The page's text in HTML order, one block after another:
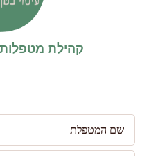
קהילת
פילטר
למטפלות